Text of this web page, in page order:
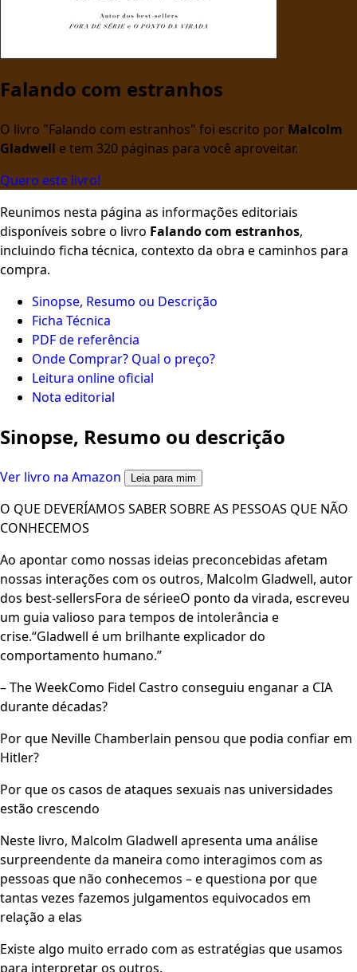
Falando com estranhos
O livro "Falando com estranhos" foi escrito por Malcolm
Gladwell e tem 320 páginas para você aproveitar.
Quero este livro!
Reunimos nesta página as informações editoriais
disponíveis sobre o livro Falando com estranhos,
incluindo ficha técnica, contexto da obra e caminhos para
compra.
Sinopse, Resumo ou Descrição
Ficha Técnica
PDF de referência
Onde Comprar? Qual o preço?
Leitura online oficial
Nota editorial
Sinopse, Resumo ou descrição
Ver livro na Amazon Leia para mim
O QUE DEVERÍAMOS SABER SOBRE AS PESSOAS QUE NÃO
CONHECEMOS
Ao apontar como nossas ideias preconcebidas afetam
nossas interações com os outros, Malcolm Gladwell, autor
dos best-sellersFora de sérieeO ponto da virada, escreveu
um guia valioso para tempos de intolerância e
crise.“Gladwell é um brilhante explicador do
comportamento humano.”
– The WeekComo Fidel Castro conseguiu enganar a CIA
durante décadas?
Por que Neville Chamberlain pensou que podia confiar em
Hitler?
Por que os casos de ataques sexuais nas universidades
estão crescendo
Neste livro, Malcolm Gladwell apresenta uma análise
surpreendente da maneira como interagimos com as
pessoas que não conhecemos – e questiona por que
tantas vezes fazemos julgamentos equivocados em
relação a elas
Existe algo muito errado com as estratégias que usamos
para interpretar os outros.